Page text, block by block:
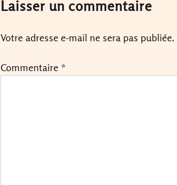
Laisser un commentaire
Votre adresse e-mail ne sera pas publiée.
Commentaire *